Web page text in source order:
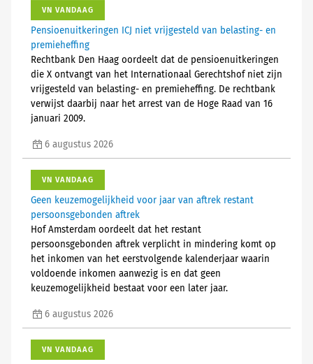
VN VANDAAG
Pensioenuitkeringen ICJ niet vrijgesteld van belasting- en
premieheffing
Rechtbank Den Haag oordeelt dat de pensioenuitkeringen
die X ontvangt van het Internationaal Gerechtshof niet zijn
vrijgesteld van belasting- en premieheffing. De rechtbank
verwijst daarbij naar het arrest van de Hoge Raad van 16
januari 2009.
6 augustus 2026
VN VANDAAG
Geen keuzemogelijkheid voor jaar van aftrek restant
persoonsgebonden aftrek
Hof Amsterdam oordeelt dat het restant
persoonsgebonden aftrek verplicht in mindering komt op
het inkomen van het eerstvolgende kalenderjaar waarin
voldoende inkomen aanwezig is en dat geen
keuzemogelijkheid bestaat voor een later jaar.
6 augustus 2026
VN VANDAAG